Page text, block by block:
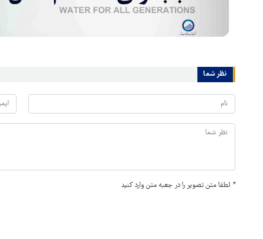
نظر شما
* لطفا متن تصویر را در جعبه متن وارد کنید